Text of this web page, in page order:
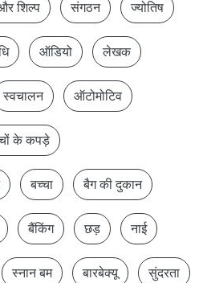
शिल्प संगठन ज्योतिष
ऑडियो लेखक
स्वचालन ऑटोमोटिव
के कपड़े
बच्चा बैग की दुकान
बैंकिंग छड़ नाई
स्नान बम बारबेक्यू सुंदरता